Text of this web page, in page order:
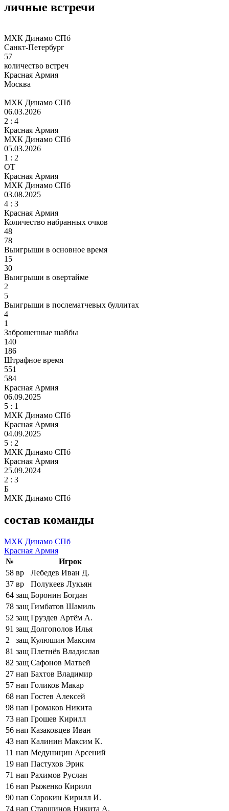
личные встречи
МХК Динамо СПб
Санкт-Петербург
57
количество встреч
Красная Армия
Москва
МХК Динамо СПб
06.03.2026
2 : 4
Красная Армия
МХК Динамо СПб
05.03.2026
1 : 2
ОТ
Красная Армия
МХК Динамо СПб
03.08.2025
4 : 3
Красная Армия
Количество набранных очков
48
78
Выигрыши в основное время
15
30
Выигрыши в овертайме
2
5
Выигрыши в послематчевых буллитах
4
1
Заброшенные шайбы
140
186
Штрафное время
551
584
Красная Армия
06.09.2025
5 : 1
МХК Динамо СПб
Красная Армия
04.09.2025
5 : 2
МХК Динамо СПб
Красная Армия
25.09.2024
2 : 3
Б
МХК Динамо СПб
состав команды
МХК Динамо СПб
Красная Армия
№
Игрок
58 вр
Лебедев Иван Д.
37 вр
Полукеев Лукьян
64 защ Боронин Богдан
78 защ Гимбатов Шамиль
52 защ Груздев Артём А.
91 защ Долгополов Илья
2
защ Кулюшин Максим
81 защ Плетнёв Владислав
82 защ Сафонов Матвей
27 нап Бахтов Владимир
57 нап Голиков Макар
68 нап Гостев Алексей
98 нап Громаков Никита
73 нап Грошев Кирилл
56 нап Казаковцев Иван
43 нап Калинин Максим К.
11 нап Медуницин Арсений
19 нап Пастухов Эрик
71 нап Рахимов Руслан
16 нап Рыженко Кирилл
90 нап Сорокин Кирилл И.
74 нап Старшинов Никита А.